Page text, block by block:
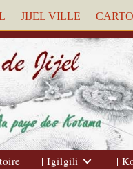
| JIJEL VILLE |
| Igilgili |